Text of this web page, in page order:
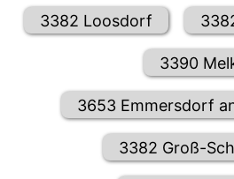
3382 Loosdorf
3390
3653 Emmersdorf
3382 Groß-